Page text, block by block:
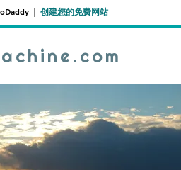
| 创建您的免费网站